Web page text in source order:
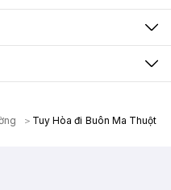
Tuy Hòa đi Buôn Ma Thuột